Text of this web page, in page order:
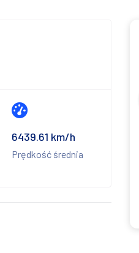
6439.61 km/h
Prędkość średnia